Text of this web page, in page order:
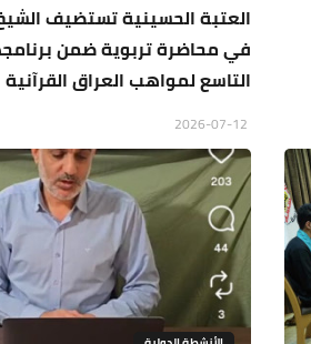
العتبة الحسينية تستضيف
في محاضرة تربوية ضمن
التاسع لمواهب العراق القرآنية